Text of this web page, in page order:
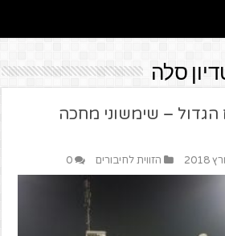
סלה
הגדול – שימשוני מחכה
הזווית לחיבורים 0